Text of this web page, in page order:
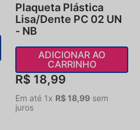
Plaqueta Plástica
Lisa/Dente PC 02 UN
- NB
ADICIONAR AO
CARRINHO
R$ 18,99
Em até 1x R$18,99 sem
juros